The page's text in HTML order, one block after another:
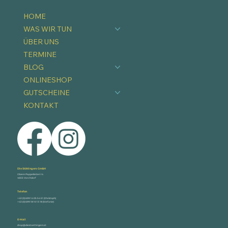
HOME
WAS WIR TUN
ÜBER UNS
TERMINE
BLOG
ONLINESHOP
GUTSCHEINE
KONTAKT
Die Stöttingers GmbH
Obere Pappelleiten 14
4655 Vorchdorf
Telefon
+43 (0) 699 14 05 54 51 (Christoph)
+43 (0) 699 18 10 13 18 (Stefanie)
E-Mail
shop@diestoettingers.at